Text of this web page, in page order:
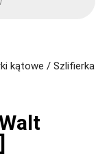
kątowe / Szlifierka